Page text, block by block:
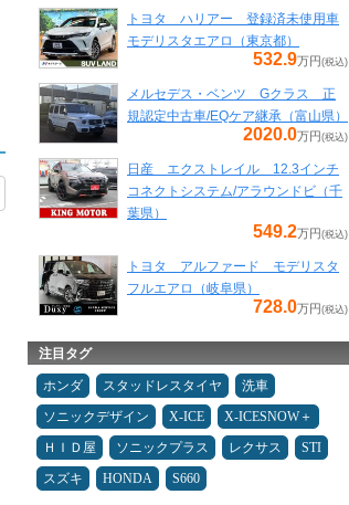
トヨタ ハリアー 登録済未使用車
モデリスタエアロ（東京都）
532.9万円 (税込)
メルセデス・ベンツ Gクラス 正
規認定中古車/EQケア継承（富山県）
2020.0万円 (税込)
日産 エクストレイル 12.3インチ
コネクトシステム/アラウンドビ（千
葉県）
549.2万円 (税込)
トヨタ アルファード モデリスタ
フルエアロ（岐阜県）
728.0万円 (税込)
注目タグ
ホンダ スタッドレスタイヤ
洗車
ソニックデザイン
X-ICE
X-ICESNOW＋
ＨＩＤ屋
ソニックプラス レクサス
STI
スズキ
HONDA S660